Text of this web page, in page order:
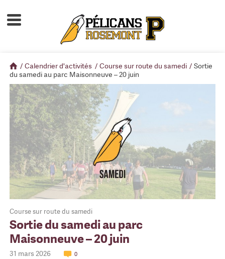
Accueil
Calendrier d'activités
Boutique
Devenir membre
/ Calendrier d'activités / Course sur route du samedi / Sortie
du samedi au parc Maisonneuve – 20 juin
Course sur route du samedi
Sortie du samedi au parc
Maisonneuve – 20 juin
31 mars 2026 0